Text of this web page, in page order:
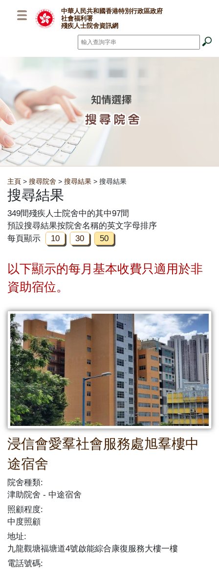
中華人民共和國香港特別行政區政府
社會福利署
殘疾人士院舍資訊網
搜尋*
Breadcrumb
主頁 > 搜尋院舍 > 搜尋結果 > 搜尋結果
搜尋結果
349間殘疾人士院舍中的其中97間
預設搜尋結果按院舍名稱的英文字母排序
每頁顯示
10 30 50
以下顯示的每月基本收費只適用於非
資助宿位。
浸信會愛羣社會服務處旭羣樓中
途宿舍
院舍種類:
津助院舍
中途宿舍
照顧程度:
中度照顧
地址:
九龍觀塘福塘道4號啟能綜合康復服務大樓一樓
電話號碼: